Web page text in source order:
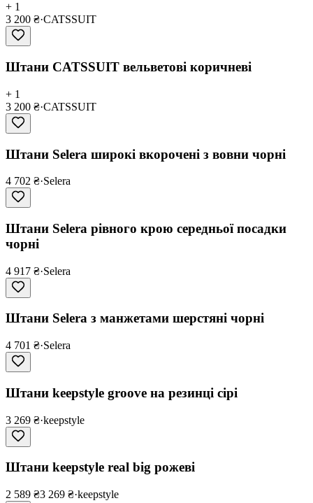
+ 1
3 200 ₴·CATSSUIT
Штани CATSSUIT вельветові коричневі
+ 1
3 200 ₴·CATSSUIT
Штани Selera широкі вкорочені з вовни чорні
4 702 ₴·Selera
Штани Selera рівного крою середньої посадки
чорні
4 917 ₴·Selera
Штани Selera з манжетами шерстяні чорні
4 701 ₴·Selera
Штани keepstyle groove на резинці сірі
3 269 ₴·keepstyle
Штани keepstyle real big рожеві
2 589 ₴3 269 ₴·keepstyle